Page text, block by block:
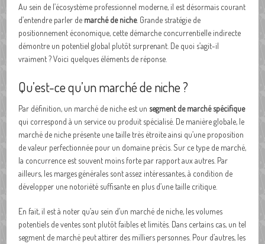
Au sein de l’écosystème professionnel moderne, il est désormais courant
d’entendre parler de marché de niche. Grande stratégie de
positionnement économique, cette démarche concurrentielle indirecte
démontre un potentiel global plutôt surprenant. De quoi s’agit-il
vraiment ? Voici quelques éléments de réponse.
Qu’est-ce qu’un marché de niche ?
Par définition, un marché de niche est un segment de marché spécifique
qui correspond à un service ou produit spécialisé. De manière globale, le
marché de niche présente une taille très étroite ainsi qu’une proposition
de valeur perfectionnée pour un domaine précis. Sur ce type de marché,
la concurrence est souvent moins forte par rapport aux autres. Par
ailleurs, les marges générales sont assez intéressantes, à condition de
développer une notoriété suffisante en plus d’une taille critique.
En fait, il est à noter qu’au sein d’un marché de niche, les volumes
potentiels de ventes sont plutôt faibles et limités. Dans certains cas, un tel
segment de marché peut attirer des milliers personnes. Pour d’autres, les